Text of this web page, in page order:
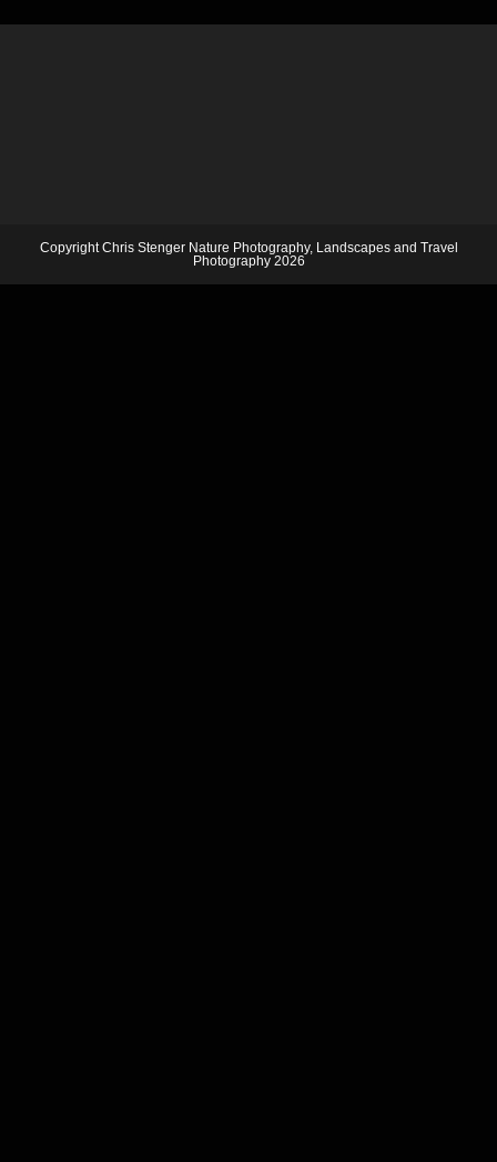
Copyright Chris Stenger Nature Photography, Landscapes and Travel
Photography 2026